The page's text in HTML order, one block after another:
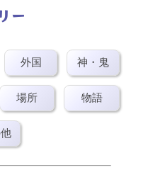
いて
ー
外国 神・鬼
場所 物語